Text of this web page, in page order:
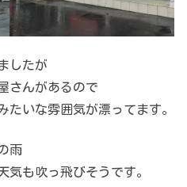
したが
さんがあるので
たいな雰囲気が漂ってます。
雨
気も吹っ飛びそうです。